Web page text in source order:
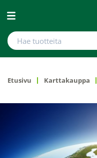
Avaa valikko
Hae tuotteita
Etusivu Karttakauppa